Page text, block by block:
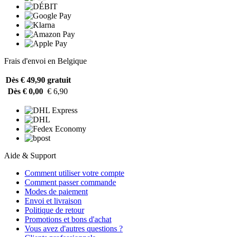
Frais d'envoi en Belgique
Dès € 49,90 gratuit
Dès € 0,00 € 6,90
Aide & Support
Comment utiliser votre compte
Comment passer commande
Modes de paiement
Envoi et livraison
Politique de retour
Promotions et bons d'achat
Vous avez d'autres questions ?